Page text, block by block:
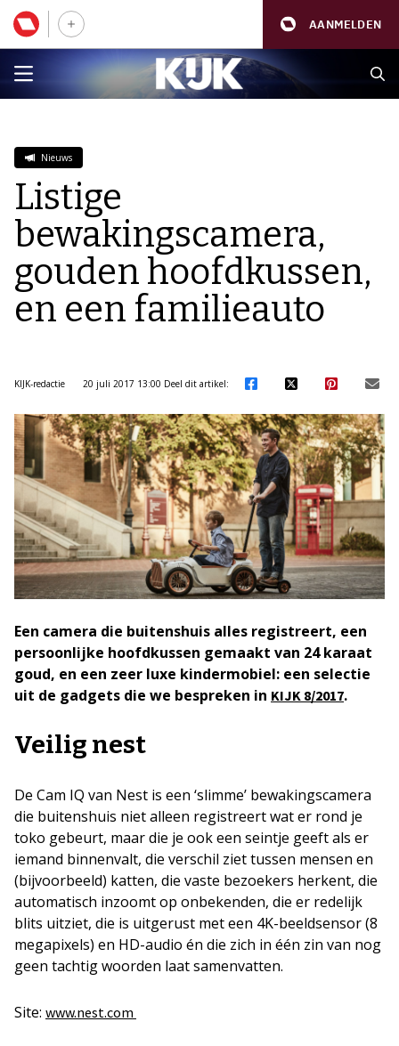
AANMELDEN
Nieuws
Listige
bewakingscamera,
gouden hoofdkussen,
en een familieauto
KIJK-redactie 20 juli 2017 13:00 Deel dit artikel:
Een camera die buitenshuis alles registreert, een
persoonlijke hoofdkussen gemaakt van 24 karaat
goud, en een zeer luxe kindermobiel: een selectie
uit de gadgets die we bespreken in KIJK 8/2017.
Veilig nest
De Cam IQ van Nest is een ‘slimme’ bewakingscamera
die buitenshuis niet alleen registreert wat er rond je
toko gebeurt, maar die je ook een seintje geeft als er
iemand binnenvalt, die verschil ziet tussen mensen en
(bijvoorbeeld) katten, die vaste bezoekers herkent, die
automatisch inzoomt op onbekenden, die er redelijk
blits uitziet, die is uitgerust met een 4K-beeldsensor (8
megapixels) en HD-audio én die zich in één zin van nog
geen tachtig woorden laat samenvatten.
Site: www.nest.com